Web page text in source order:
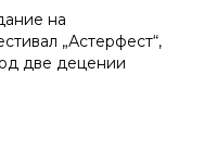
на
„Астерфест“,
две децении